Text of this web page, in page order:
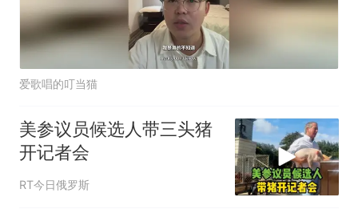
爱歌唱的叮当猫
美参议员候选人带三头猪
开记者会
RT今日俄罗斯